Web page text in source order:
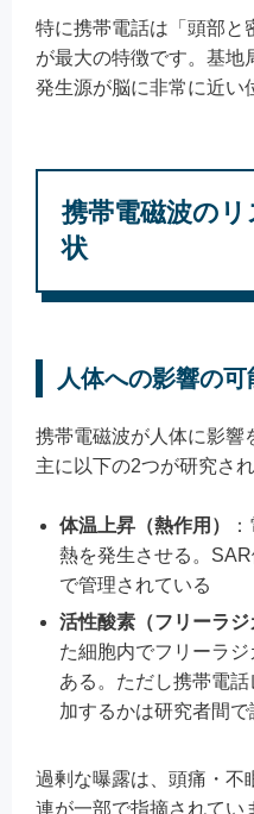
特に携帯電話は「頭部と
が最大の特徴です。基地
発生源が脳に非常に近い
携帯電磁波の
状
人体への影響の可
携帯電磁波が人体に影響
主に以下の2つが研究され
体温上昇（熱作用）
熱を発生させる。
で管理されている
活性酸素（フリーラ
た細胞内でフリーラ
ある。ただし携帯電
加するかは研究者間
過剰な曝露は、頭痛・不
連が一部で指摘されてい